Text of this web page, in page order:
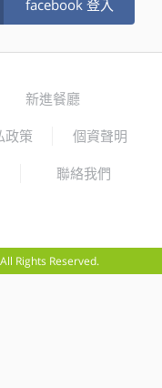
facebook 登入
新進餐廳
政策 個資聲明
聯絡我們
Rights Reserved.